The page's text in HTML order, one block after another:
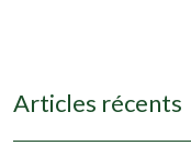
Articles récents